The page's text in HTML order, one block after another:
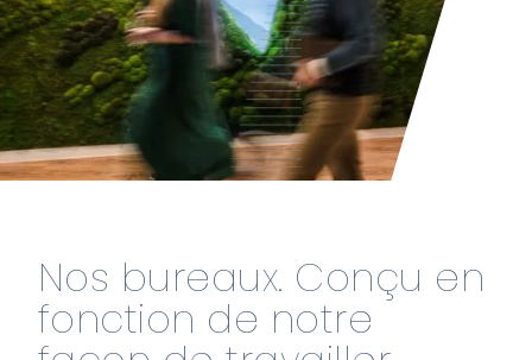
Nos bureaux. Conçu en
fonction de notre